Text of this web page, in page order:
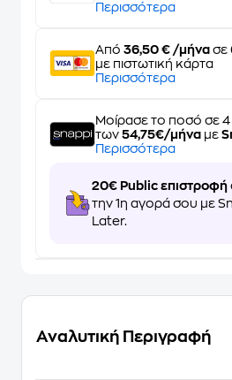
Περισσότερα
Από 36,50 € /μήνα σε
με πιστωτική κάρτα
Περισσότερα
Μοίρασε το ποσό σε 4
των 54,75€/μήνα με
Περισσότερα
20€ Public επιστροφή
την 1η αγορά σου με
Later.
Αναλυτική Περιγραφή